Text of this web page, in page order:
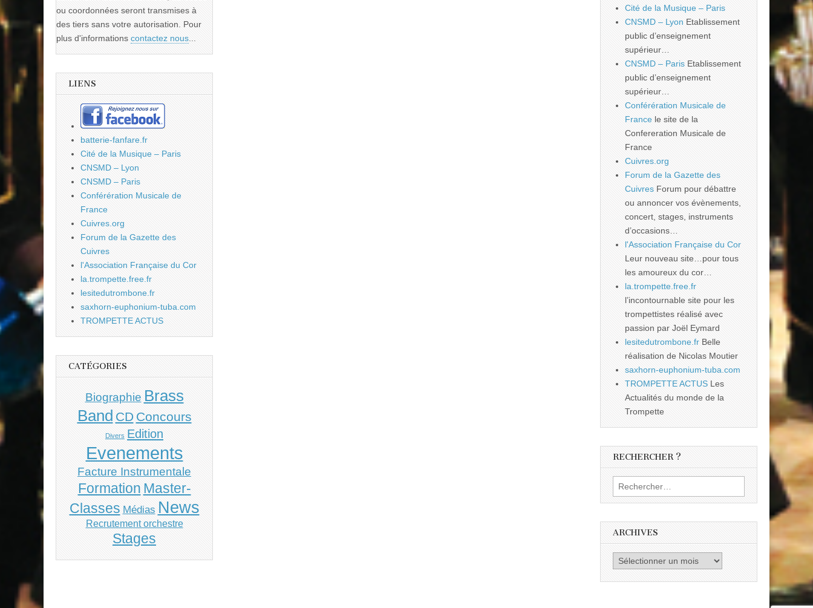
ou coordonnées seront transmises à
des tiers sans votre autorisation. Pour
plus d'informations contactez nous...
LIENS
batterie-fanfare.fr
Cité de la Musique – Paris
CNSMD – Lyon
CNSMD – Paris
Conférération Musicale de
France
Cuivres.org
Forum de la Gazette des
Cuivres
l'Association Française du Cor
la.trompette.free.fr
lesitedutrombone.fr
saxhorn-euphonium-tuba.com
TROMPETTE ACTUS
CATÉGORIES
Biographie Brass
Band CD Concours
Divers Edition
Evenements
Facture Instrumentale
Formation Master-
Classes Médias News
Recrutement orchestre
Stages
Cité de la Musique – Paris
CNSMD – Lyon Etablissement
public d’enseignement
supérieur…
CNSMD – Paris Etablissement
public d’enseignement
supérieur…
Conférération Musicale de
France le site de la
Confereration Musicale de
France
Cuivres.org
Forum de la Gazette des
Cuivres Forum pour débattre
ou annoncer vos évènements,
concert, stages, instruments
d’occasions…
l'Association Française du Cor
Leur nouveau site…pour tous
les amoureux du cor…
la.trompette.free.fr
l’incontournable site pour les
trompettistes réalisé avec
passion par Joël Eymard
lesitedutrombone.fr Belle
réalisation de Nicolas Moutier
saxhorn-euphonium-tuba.com
TROMPETTE ACTUS Les
Actualités du monde de la
Trompette
RECHERCHER ?
Rechercher :
ARCHIVES
Archives